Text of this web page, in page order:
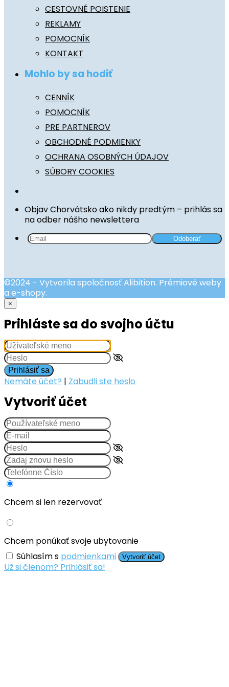
CESTOVNÉ POISTENIE
REKLAMY
POMOCNÍK
KONTAKT
Mohlo by sa hodiť
CENNÍK
POMOCNÍK
PRE PARTNEROV
OBCHODNÉ PODMIENKY
OCHRANA OSOBNÝCH ÚDAJOV
SÚBORY COOKIES
Objav Chorvátsko ako nikdy predtým – prihlás sa
na odber nášho newslettera
©2024 - Vytvorila spoločnosť Alibition. Prémiové weby
a e-shopy.
×
Prihláste sa do svojho účtu
Prihlásiť sa
Nemáte účet? | Zabudli ste heslo
Vytvoriť účet
Chcem si len rezervovať
Chcem ponúkať svoje ubytovanie
Súhlasím s podmienkami Vytvoriť účet
Už si členom? Prihlásiť sa!